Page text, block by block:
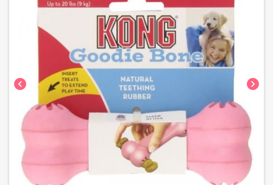
chevron_left chevron_right